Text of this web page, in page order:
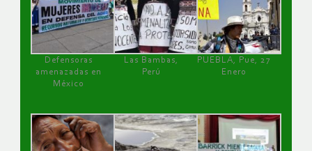
Defensoras
amenazadas en
México
Las Bambas,
Perú
PUEBLA, Pue, 27
Enero